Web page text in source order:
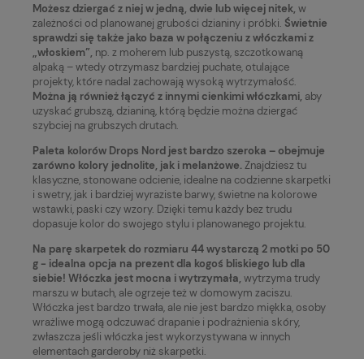
Możesz dziergać z niej w jedną, dwie lub więcej nitek, w
zależności od planowanej grubości dzianiny i próbki. Świetnie
sprawdzi się także jako baza w połączeniu z włóczkami z
„włoskiem”, np. z moherem lub puszystą, szczotkowaną
alpaką – wtedy otrzymasz bardziej puchate, otulające
projekty, które nadal zachowają wysoką wytrzymałość.
Można ją również łączyć z innymi cienkimi włóczkami, aby
uzyskać grubszą, dzianiną, którą będzie można dziergać
szybciej na grubszych drutach.
Paleta kolorów Drops Nord jest bardzo szeroka – obejmuje
zarówno kolory jednolite, jak i melanżowe.Znajdziesz tu
klasyczne, stonowane odcienie, idealne na codzienne skarpetki
i swetry, jak i bardziej wyraziste barwy, świetne na kolorowe
wstawki, paski czy wzory. Dzięki temu każdy bez trudu
dopasuje kolor do swojego stylu i planowanego projektu.
Na parę skarpetek do rozmiaru 44 wystarczą 2 motki po 50
g - idealna opcja na prezent dla kogoś bliskiego lub dla
siebie! Włóczka jest mocna i wytrzymała, wytrzyma trudy
marszu w butach, ale ogrzeje też w domowym zaciszu.
Włóczka jest bardzo trwała, ale nie jest bardzo miękka, osoby
wrażliwe mogą odczuwać drapanie i podrażnienia skóry,
zwłaszcza jeśli włóczka jest wykorzystywana w innych
elementach garderoby niż skarpetki.